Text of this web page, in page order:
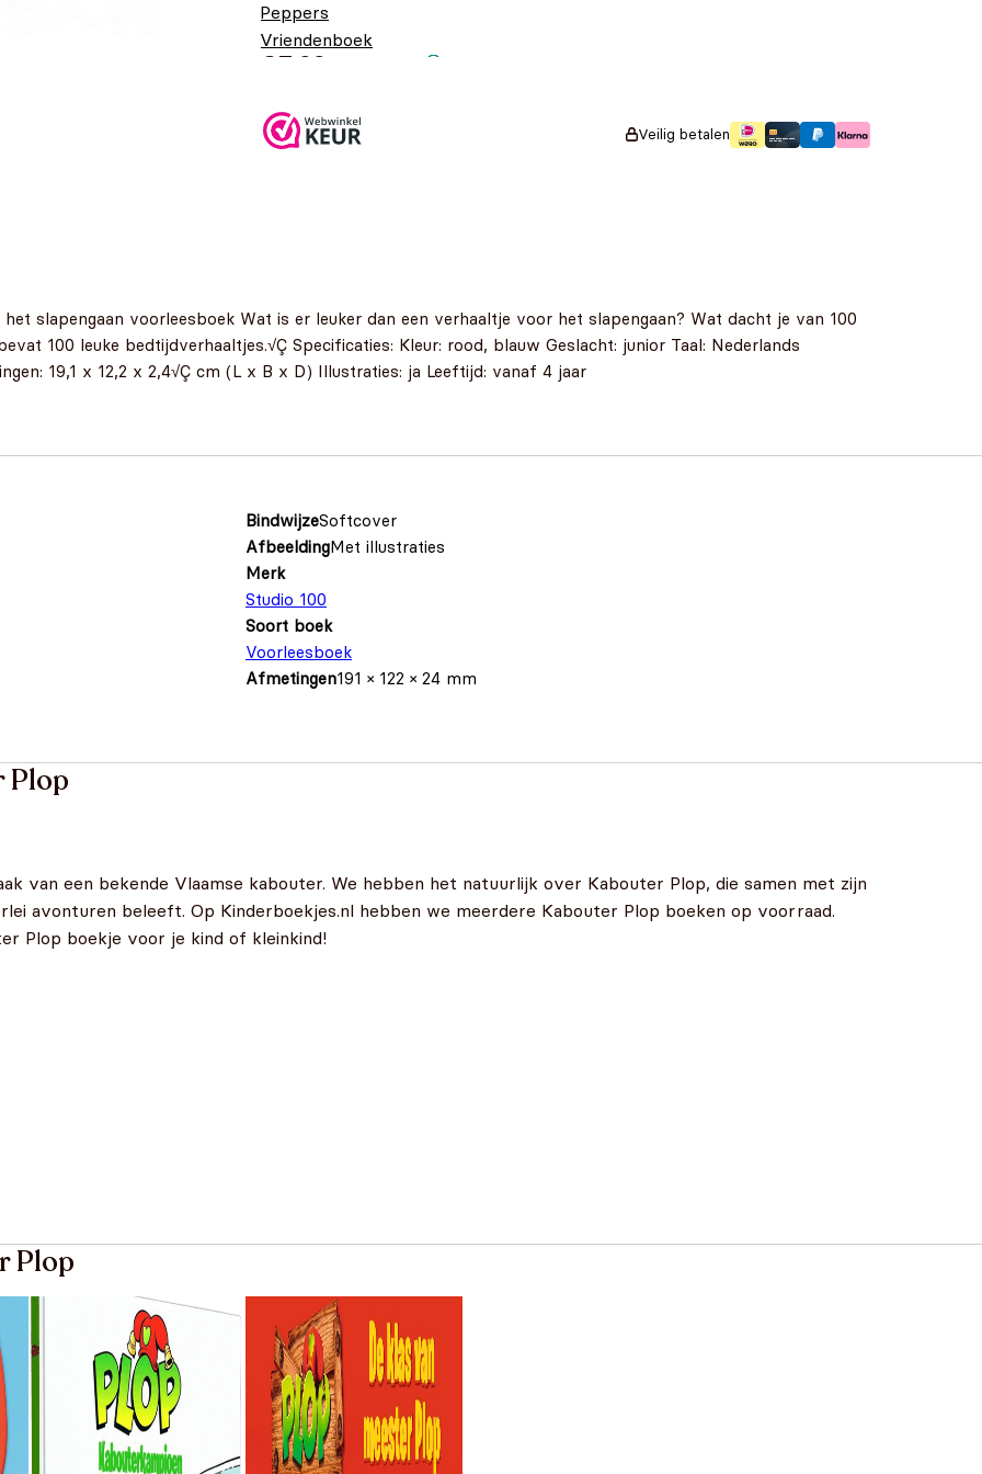
Peppers
Vriendenboek
€7,99
Veilig betalen
slapengaan voorleesboek Wat is er leuker dan een verhaaltje voor het slapengaan? Wat dacht je van 100
100 leuke bedtijdverhaaltjes.√Ç Specificaties: Kleur: rood, blauw Geslacht: junior Taal: Nederlands
19,1 x 12,2 x 2,4√Ç cm (L x B x D) Illustraties: ja Leeftijd: vanaf 4 jaar
BindwijzeSoftcover
AfbeeldingMet illustraties
Merk
Studio 100
Soort boek
Voorleesboek
Afmetingen191 × 122 × 24 mm
Plop
van een bekende Vlaamse kabouter. We hebben het natuurlijk over Kabouter Plop, die samen met zijn
avonturen beleeft. Op Kinderboekjes.nl hebben we meerdere Kabouter Plop boeken op voorraad.
Plop boekje voor je kind of kleinkind!
Plop